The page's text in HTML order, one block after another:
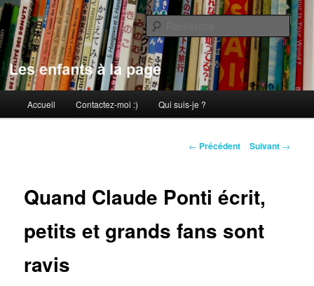
Aller
au
contenu
principalLes enfants à la page
principal
Accueil Contactez-moi :) Qui suis-je ?
Navigation
← Précédent Suivant →
Quand Claude Ponti écrit,
petits et grands fans sont
ravis